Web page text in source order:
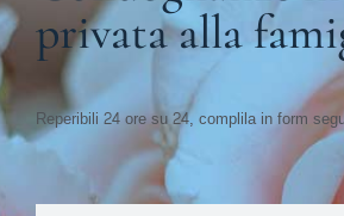
privata alla
Reperibili 24 ore su 24, complila in form